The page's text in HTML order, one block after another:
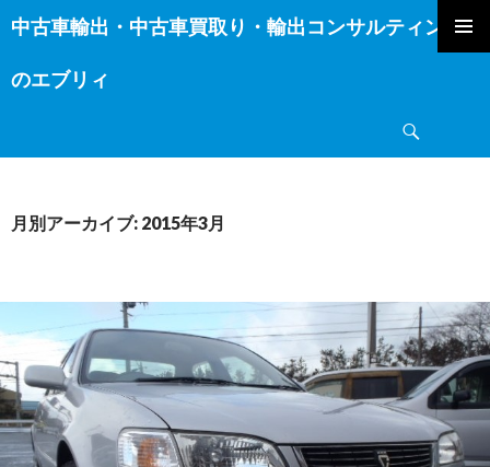
中古車輸出・中古車買取り・輸出コンサルティング
のエブリィ
テ
へ
ッ
月別アーカイブ: 2015年3月